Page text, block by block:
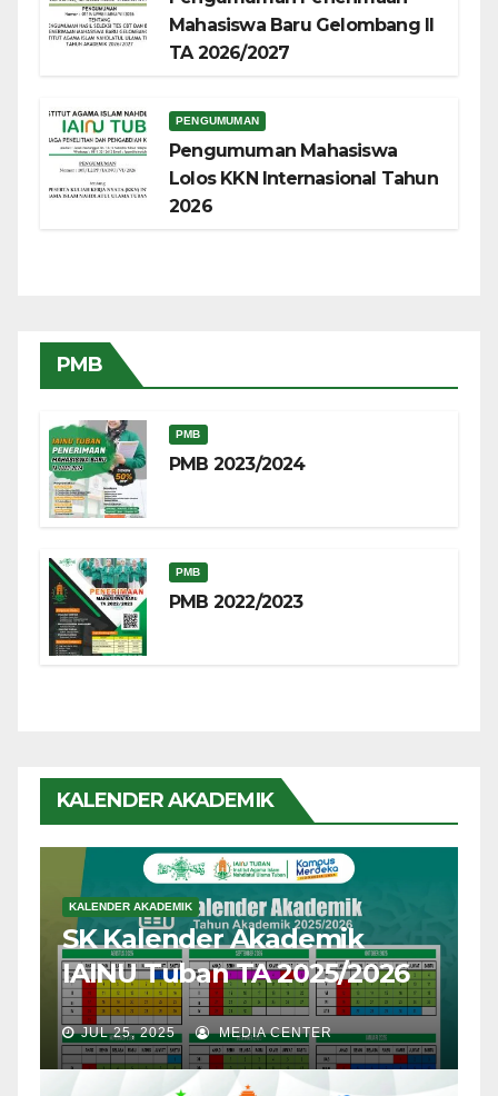
Mahasiswa Baru Gelombang II
TA 2026/2027
PENGUMUMAN
Pengumuman Mahasiswa
Lolos KKN Internasional Tahun
2026
PMB
PMB
PMB 2023/2024
PMB
PMB 2022/2023
KALENDER AKADEMIK
KALENDER AKADEMIK
SK Kalender Akademik
IAINU Tuban TA 2025/2026
JUL 25, 2025 MEDIA CENTER